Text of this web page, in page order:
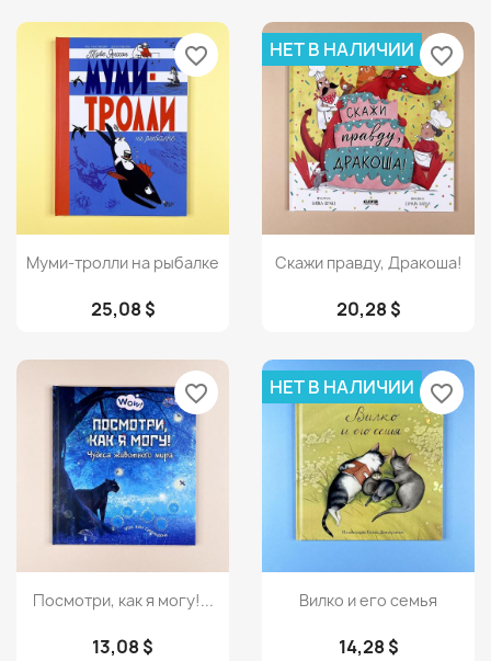
Просмотр
Муми-тролли на рыбалке
25,08 $
favorite_border
Просмотр
Скажи правду, Дракоша!
20,28 $
НЕТ В НАЛИЧИИ favorite_border
Просмотр
Посмотри, как я могу!...
13,08 $
favorite_border
Просмотр
Вилко и его семья
14,28 $
НЕТ В НАЛИЧИИ favorite_border